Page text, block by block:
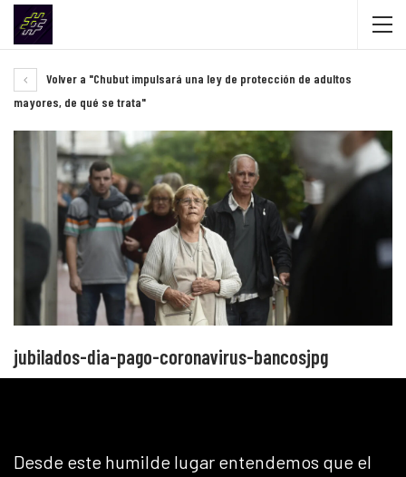
Volver a "Chubut impulsará una ley de protección de adultos
mayores, de qué se trata"
jubilados-dia-pago-coronavirus-bancosjpg
Desde este humilde lugar entendemos que el